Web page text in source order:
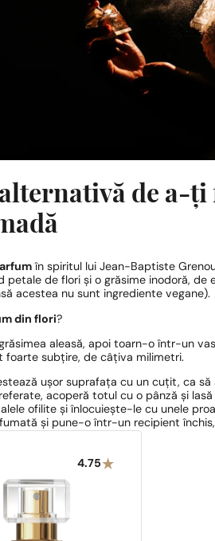
de a-
în spiritul lui Jean-Baptiste
petale de flori și o grăsime inodoră,
acestea nu sunt ingrediente vegane).
din flori?
aleasă, apoi toarn-o într-un
foarte subțire, de câțiva milimetri.
ușor suprafața cu un cuțit, ca
acoperă totul cu o pânză și
ofilite și înlocuiește-le cu unele
și pune-o într-un recipient
4.75